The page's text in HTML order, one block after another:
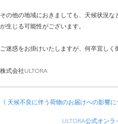
その他の地域におきましても、天候状況
が生じる可能性がございます。
ご迷惑をお掛けいたしますが、何卒宜しく
株式会社ULTORA
《 天候不良に伴う荷物のお届けへの影響に
ULTORA公式オン